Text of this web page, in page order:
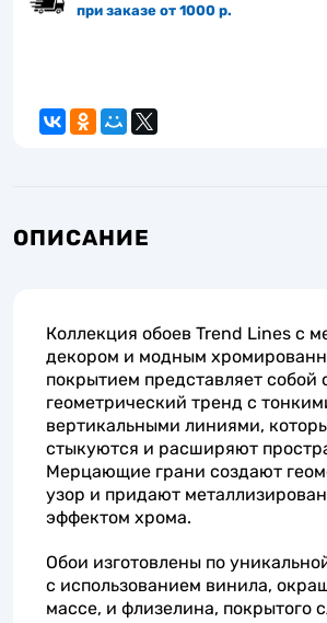
при заказе от 1000 р.
ОПИСАНИЕ
Коллекция обоев Trend Lines с
декором и модным
покрытием представляет собой
геометрический тренд с
вертикальными линиями,
стыкуются и расширяют
Мерцающие грани создают
узор и придают
эффектом хрома.
Обои изготовлены по
с использованием винила,
массе, и флизелина, покрытого